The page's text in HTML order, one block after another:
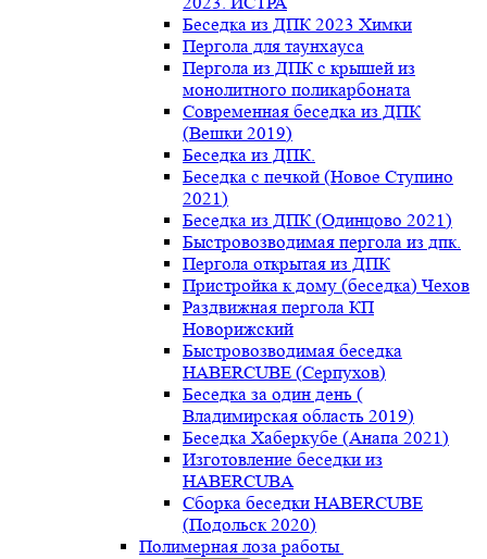
Беседка из ДПК 2023 Химки
Пергола для таунхауса
Пергола из ДПК с крышей из
монолитного поликарбоната
Современная беседка из ДПК
(Вешки 2019)
Беседка из ДПК.
Беседка с печкой (Новое Ступино
2021)
Беседка из ДПК (Одинцово 2021)
Быстровозводимая пергола из дпк.
Пергола открытая из ДПК
Пристройка к дому (беседка) Чехов
Раздвижная пергола КП
Новорижский
Быстровозводимая беседка
HABERCUBE (Серпухов)
Беседка за один день (
Владимирская область 2019)
Беседка Хаберкубе (Анапа 2021)
Изготовление беседки из
HABERCUBA
Сборка беседки HABERCUBE
(Подольск 2020)
Полимерная лоза работы